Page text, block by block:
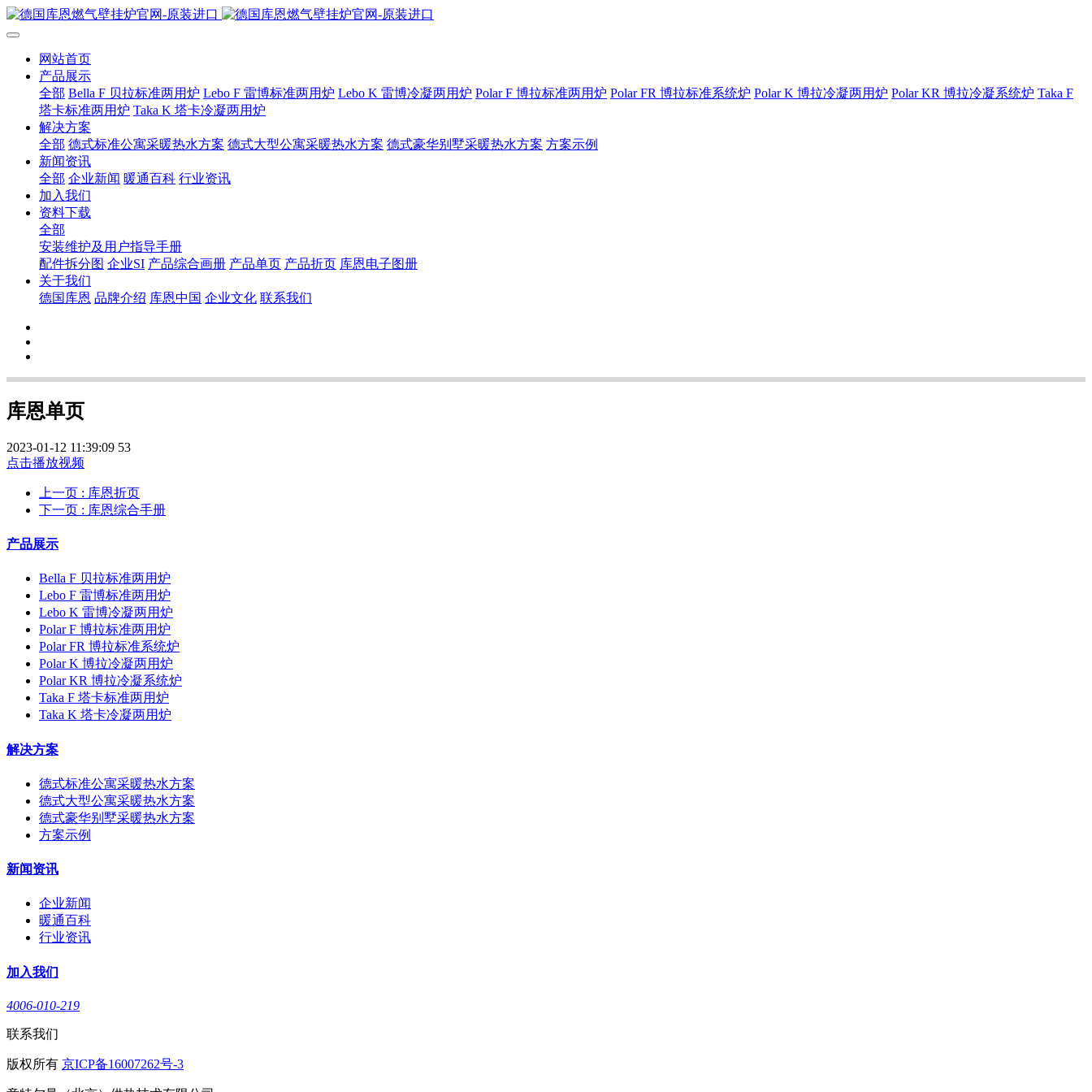
网站首页
产品展示
全部 Bella F 贝拉标准两用炉 Lebo F 雷博标准两用炉 Lebo K 雷博冷凝两用炉 Polar F 博拉标准两用炉 Polar FR 博拉标准系统炉 Polar K 博拉冷凝两用炉 Polar KR 博拉冷凝系统炉 Taka F
塔卡标准两用炉 Taka K 塔卡冷凝两用炉
解决方案
全部 德式标准公寓采暖热水方案 德式大型公寓采暖热水方案 德式豪华别墅采暖热水方案 方案示例
新闻资讯
全部 企业新闻 暖通百科 行业资讯
加入我们
资料下载
全部
安装维护及用户指导手册
配件拆分图 企业SI 产品综合画册 产品单页 产品折页 库恩电子图册
关于我们
德国库恩 品牌介绍 库恩中国 企业文化 联系我们
库恩单页
2023-01-12 11:39:09 53
点击播放视频
上一页 : 库恩折页
下一页 : 库恩综合手册
产品展示
Bella F 贝拉标准两用炉
Lebo F 雷博标准两用炉
Lebo K 雷博冷凝两用炉
Polar F 博拉标准两用炉
Polar FR 博拉标准系统炉
Polar K 博拉冷凝两用炉
Polar KR 博拉冷凝系统炉
Taka F 塔卡标准两用炉
Taka K 塔卡冷凝两用炉
解决方案
德式标准公寓采暖热水方案
德式大型公寓采暖热水方案
德式豪华别墅采暖热水方案
方案示例
新闻资讯
企业新闻
暖通百科
行业资讯
加入我们
4006-010-219
联系我们
版权所有 京ICP备16007262号-3